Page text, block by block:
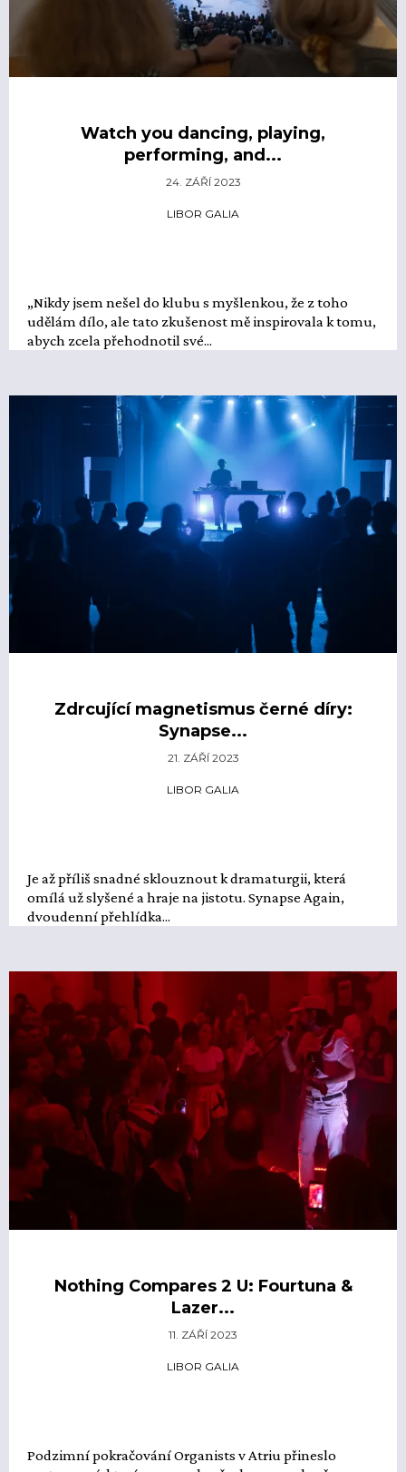
Watch you dancing, playing,
performing, and...
24. ZÁŘÍ 2023
LIBOR GALIA
„Nikdy jsem nešel do klubu s myšlenkou, že z toho
udělám dílo, ale tato zkušenost mě inspirovala k tomu,
abych zcela přehodnotil své...
Zdrcující magnetismus černé díry:
Synapse...
21. ZÁŘÍ 2023
LIBOR GALIA
Je až příliš snadné sklouznout k dramaturgii, která
omílá už slyšené a hraje na jistotu. Synapse Again,
dvoudenní přehlídka...
Nothing Compares 2 U: Fourtuna &
Lazer...
11. ZÁŘÍ 2023
LIBOR GALIA
Podzimní pokračování Organists v Atriu přineslo